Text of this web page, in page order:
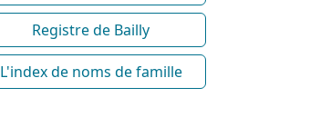
Registre de Bailly
L'index de noms de famille